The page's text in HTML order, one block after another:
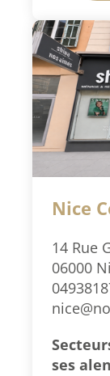
Nice
14 Rue
06000
ses